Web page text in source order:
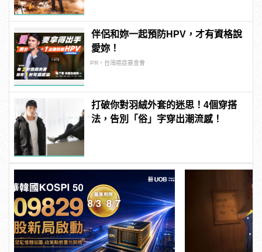
伴侶和妳一起預防HPV，才有資格說
愛妳！
PR・台灣癌症基金會
打破你對羽絨外套的迷思！4個穿搭
法，告別「俗」字穿出潮流感！